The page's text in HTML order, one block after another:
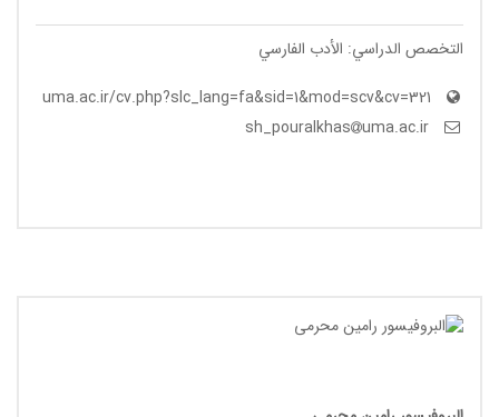
التخصص الدراسي: الأدب الفارسي
uma.ac.ir/cv.php?slc_lang=fa&sid=1&mod=scv&cv=321
uma.ac.ir